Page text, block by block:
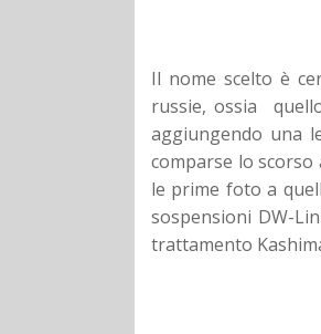
Il nome scelto è
russie, ossia
aggiungendo una
comparse lo
le prime foto a
sospensioni DW-
trattamento